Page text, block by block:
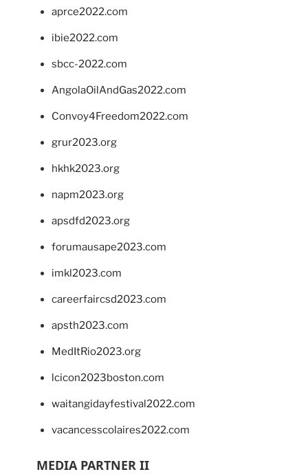
aprce2022.com
ibie2022.com
sbcc-2022.com
AngolaOilAndGas2022.com
Convoy4Freedom2022.com
grur2023.org
hkhk2023.org
napm2023.org
apsdfd2023.org
forumausape2023.com
imkl2023.com
careerfaircsd2023.com
apsth2023.com
MedItRio2023.org
lcicon2023boston.com
waitangidayfestival2022.com
vacancesscolaires2022.com
MEDIA PARTNER II